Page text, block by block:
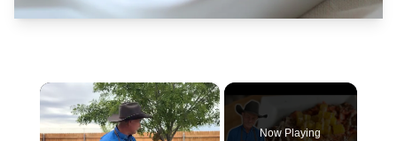
×
Now Playing